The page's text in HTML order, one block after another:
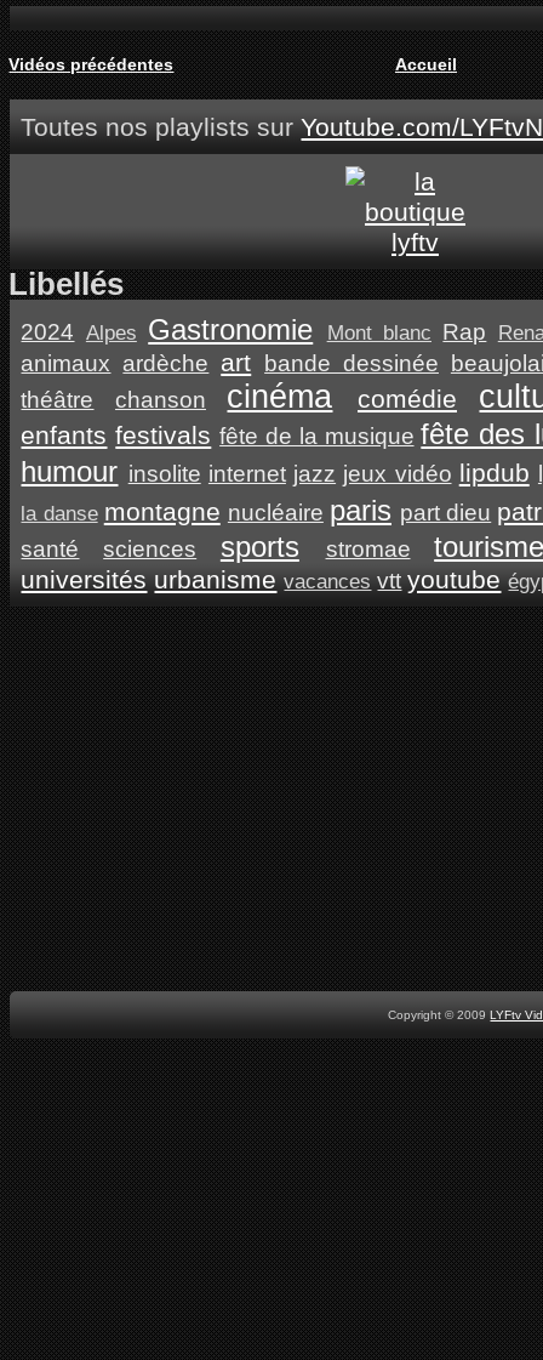
Vidéos précédentes Accueil
Toutes nos playlists surYoutube.com/
Libellés
2024 Alpes Gastronomie Mont blanc Rap
animaux ardèche art bande dessinée
théâtre
chanson cinéma comédie
enfants festivals fête de la musique fête des
humour insolite internet jazz jeux vidéo lipdub
la danse montagne nucléaire paris part dieu
santé sciences sports stromae
universités urbanisme vacances vtt youtube
Copyright © 2009 LYFtv